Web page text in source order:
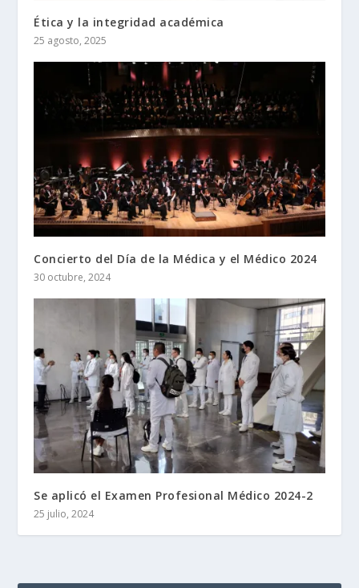
Ética y la integridad académica
25 agosto, 2025
Concierto del Día de la Médica y el Médico 2024
30 octubre, 2024
Se aplicó el Examen Profesional Médico 2024-2
25 julio, 2024